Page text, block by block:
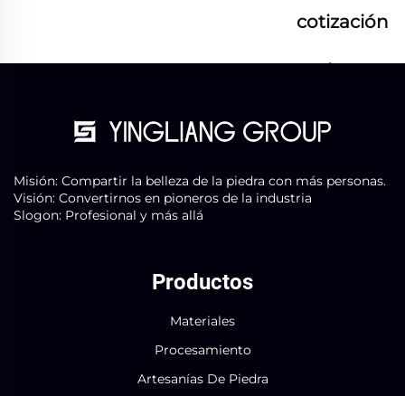
cotización
ahora
Misión: Compartir la belleza de la piedra con más personas.
Visión: Convertirnos en pioneros de la industria
Slogon: Profesional y más allá
Productos
Materiales
Procesamiento
Artesanías De Piedra